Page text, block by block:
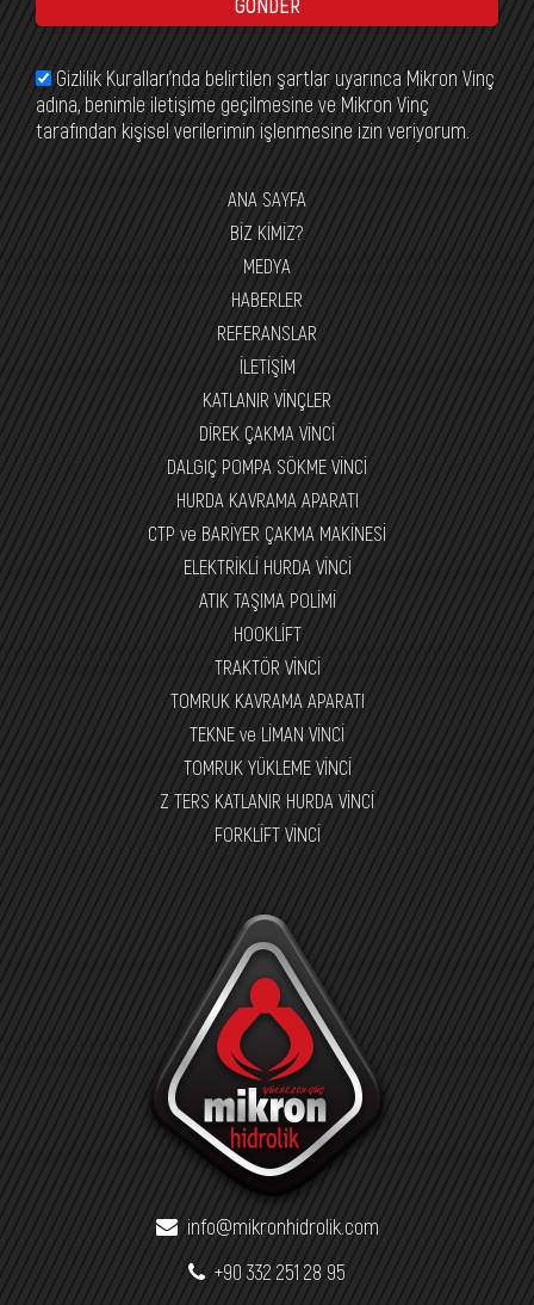
Gizlilik Kuralları’nda belirtilen şartlar uyarınca Mikron Vinç
adına, benimle iletişime geçilmesine ve Mikron Vinç
tarafından kişisel verilerimin işlenmesine izin veriyorum.
ANA SAYFA
BİZ KİMİZ?
MEDYA
HABERLER
REFERANSLAR
İLETİŞİM
KATLANIR VİNÇLER
DİREK ÇAKMA VİNCİ
DALGIÇ POMPA SÖKME VİNCİ
HURDA KAVRAMA APARATI
CTP ve BARİYER ÇAKMA MAKİNESİ
ELEKTRİKLİ HURDA VİNCİ
ATIK TAŞIMA POLİMİ
HOOKLİFT
TRAKTÖR VİNCİ
TOMRUK KAVRAMA APARATI
TEKNE ve LİMAN VİNCİ
TOMRUK YÜKLEME VİNCİ
Z TERS KATLANIR HURDA VİNCİ
FORKLİFT VİNCİ
info@mikronhidrolik.com
+90 332 251 28 95